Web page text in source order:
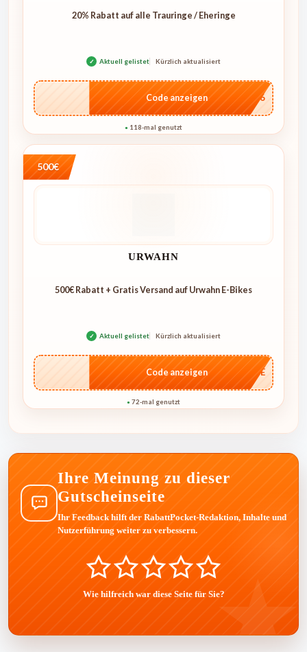
20% Rabatt auf alle Trauringe / Eheringe
✓ Aktuell gelistet Kürzlich aktualisiert
…IT26
Code anzeigen
● 118-mal genutzt
500€
URWAHN
500€ Rabatt + Gratis Versand auf Urwahn E-Bikes
✓ Aktuell gelistet Kürzlich aktualisiert
…CASE
Code anzeigen
● 72-mal genutzt
Ihre Meinung zu dieser
Gutscheinseite
Ihr Feedback hilft der RabattPocket-Redaktion, Inhalte und
Nutzerführung weiter zu verbessern.
Wie hilfreich war diese Seite für Sie?